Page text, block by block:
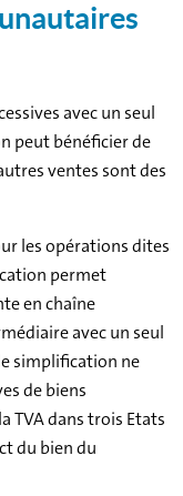
avec un seul
peut bénéficier de
ventes sont des
les opérations dites
permet
en chaîne
avec un seul
simplification ne
de biens
TVA dans trois Etats
du bien du